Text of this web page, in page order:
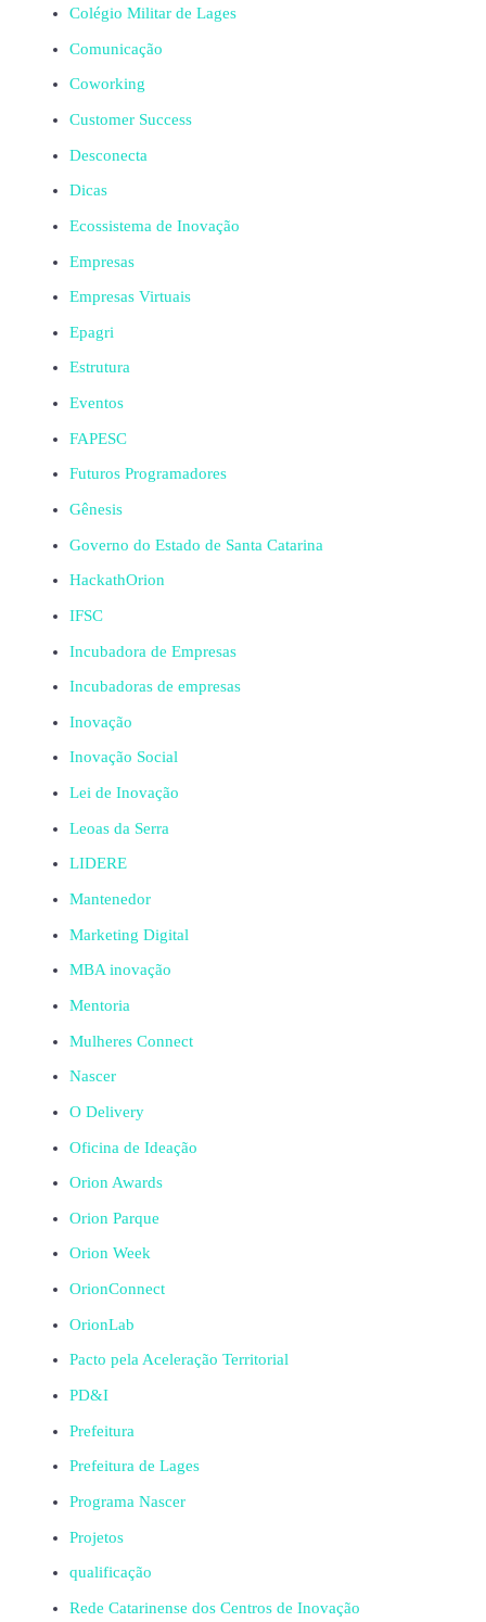
Colégio Militar de Lages
Comunicação
Coworking
Customer Success
Desconecta
Dicas
Ecossistema de Inovação
Empresas
Empresas Virtuais
Epagri
Estrutura
Eventos
FAPESC
Futuros Programadores
Gênesis
Governo do Estado de Santa Catarina
HackathOrion
IFSC
Incubadora de Empresas
Incubadoras de empresas
Inovação
Inovação Social
Lei de Inovação
Leoas da Serra
LIDERE
Mantenedor
Marketing Digital
MBA inovação
Mentoria
Mulheres Connect
Nascer
O Delivery
Oficina de Ideação
Orion Awards
Orion Parque
Orion Week
OrionConnect
OrionLab
Pacto pela Aceleração Territorial
PD&I
Prefeitura
Prefeitura de Lages
Programa Nascer
Projetos
qualificação
Rede Catarinense dos Centros de Inovação